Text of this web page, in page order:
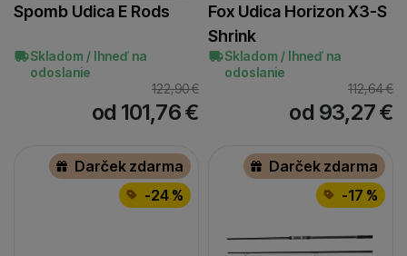
Spomb Udica E Rods
Skladom / Ihneď na
odoslanie
122,90€
od 101,76€
Fox Udica Horizon X3-S
Shrink
Skladom / Ihneď na
odoslanie
112,64€
od 93,27€
Darček zdarma
-24 %
Darček zdarma
-17 %